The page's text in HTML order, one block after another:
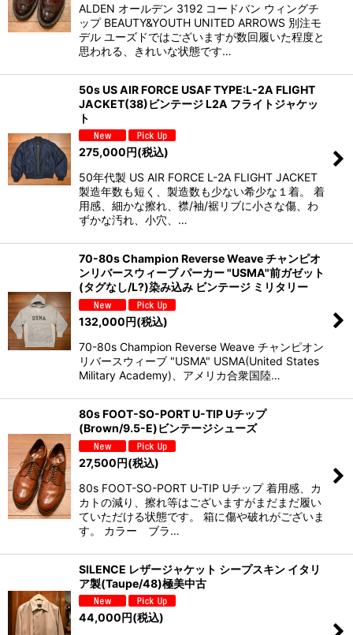
ALDEN オールデン 3192 コードバン ウィングチ
ップ BEAUTY&YOUTH UNITED ARROWS 別注モ
デル ユーズドではございますが数回履いた程度と
思われる、きれいな状態です…
50s US AIR FORCE USAF TYPE:L-2A FLIGHT
JACKET(38)ビンテージ L2A フライトジャケッ
ト
275,000円(税込)
50年代製 US AIR FORCE L-2A FLIGHT JACKET
製造年数も短く、製造数も少ない希少な１着。 着
用感、細かな擦れ、襟/袖/裾リブに小さな傷、わ
ずかな汚れ、小穴、…
70-80s Champion Reverse Weave チャンピオ
ンリバースウィーブ パーカー "USMA"前ガゼット
(タグなし/L?)染み込み ビンテージ ミリタリー
132,000円(税込)
70-80s Champion Reverse Weave チャンピオン
リバースウィーブ "USMA" USMA(United States
Military Academy)、アメリカ合衆国陸…
80s FOOT-SO-PORT U-TIP Uチップ
(Brown/9.5-E)ビンテージシューズ
27,500円(税込)
80s FOOT-SO-PORT U-TIP Uチップ 着用感、カ
カトの減り、擦れ等はございますがまだまだ履い
ていただける状態です。 箱に傷や破れがございま
す。 カラー ブラ…
SILENCE レザージャケット シープスキン イタリ
ア製(Taupe/48)極美中古
44,000円(税込)